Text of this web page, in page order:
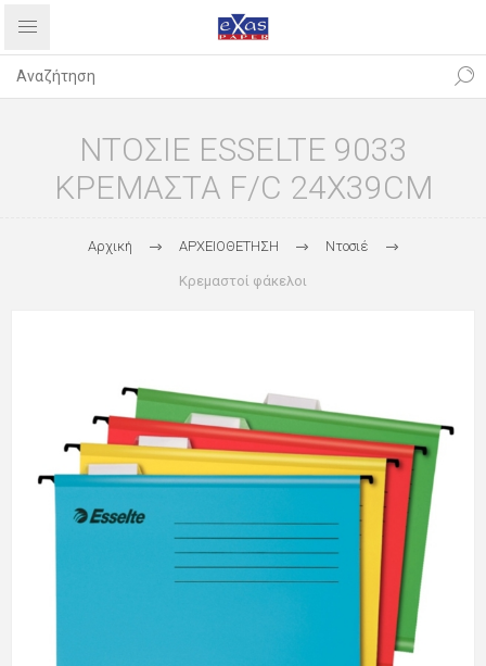
ΝΤΟΣΙΕ ESSELTE 9033
ΚΡΕΜΑΣΤΑ F/C 24X39CM
Αρχική ΑΡΧΕΙΟΘΕΤΗΣΗ Ντοσιέ
Κρεμαστοί φάκελοι